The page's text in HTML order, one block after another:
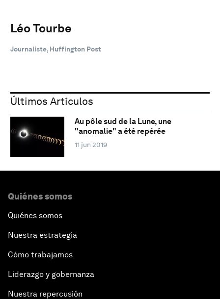
Léo Tourbe
Journaliste, Huffington Post
Últimos Artículos
Au pôle sud de la Lune, une
"anomalie" a été repérée
11 jun 2019
Quiénes somos
Quiénes somos
Nuestra estrategia
Cómo trabajamos
Liderazgo y gobernanza
Nuestra repercusión